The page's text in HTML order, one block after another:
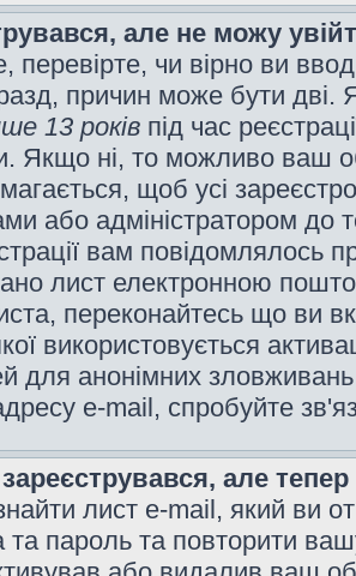
але не можу
перевірте, чи вірно ви
причин може бути дві.
13 років під час
Якщо ні, то можливо ваш
щоб усі
або адміністратором до
вам повідомлялось
лист електронною
переконайтесь що ви
використовується
для анонімних
e-mail, спробуйте
але
лист e-mail, який ви
та пароль та повторити